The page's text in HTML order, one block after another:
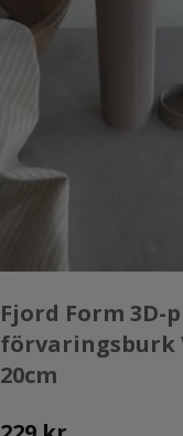
Fjord Form 3D-
förvaringsburk
20cm